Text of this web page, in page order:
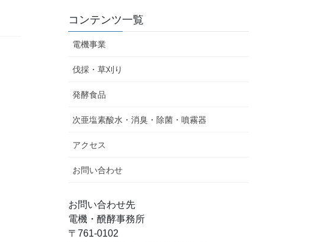
コンテンツ一覧
電機事業
伐採・草刈り
発酵食品
次亜塩素酸水・消臭・除菌・噴霧器
アクセス
お問い合わせ
お問い合わせ先
電機・醗酵事務所
〒761-0102